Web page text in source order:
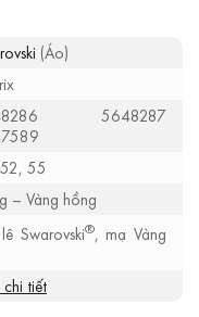
(Áo)
5648287
55
– Vàng hồng
Swarovski®, mạ Vàng
chi tiết